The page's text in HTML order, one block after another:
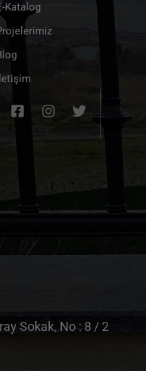
Katalog
İletişim
Sokak, No : 8 / 2